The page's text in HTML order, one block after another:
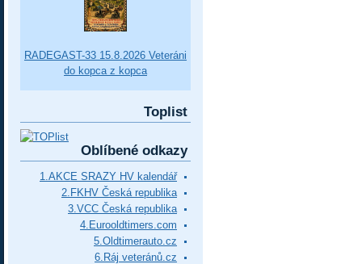
RADEGAST-33 15.8.2026 Veteráni
do kopca z kopca
Toplist
Oblíbené odkazy
1.AKCE SRAZY HV kalendář
2.FKHV Česká republika
3.VCC Česká republika
4.Eurooldtimers.com
5.Oldtimerauto.cz
6.Ráj veteránů.cz